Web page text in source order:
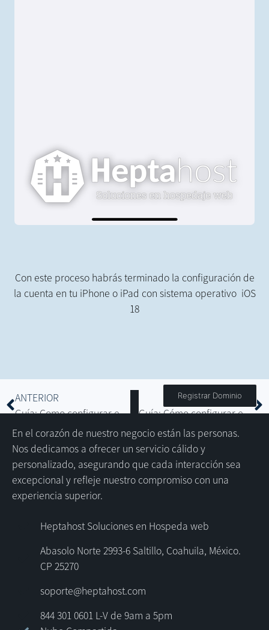
Con este proceso habrás terminado la configuración de
la cuenta en tu iPhone o iPad con sistema operativo iOS
18
ANTERIOR
Guía: Como configurar el correo en Gmail de Android
SIIGUIENTE
Guía: Cómo configurar el correo en Mail de MacOS 15
Registrar Dominio
En el corazón de nuestro negocio están las personas.
Nos dedicamos a ofrecer un servicio cálido y
personalizado, asegurando que cada interacción sea
excepcional y refleje nuestro compromiso con una
experiencia superior.
Heptahost Soluciones en Hospeda web
Abasolo Norte 2993-6 Saltillo, Coahuila, México.
CP 25270
soporte@heptahost.com
844 301 0601 L-V de 9am a 5pm